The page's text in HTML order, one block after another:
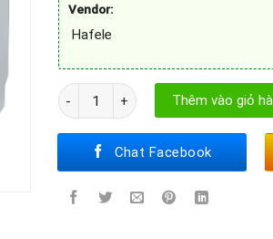
Vendor:
Hafele
Máy rửa chén độc lập Hafele HDW-
Thêm vào giỏ
Chat Facebook